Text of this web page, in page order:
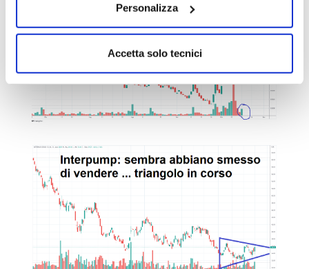
Personalizza
Accetta solo tecnici